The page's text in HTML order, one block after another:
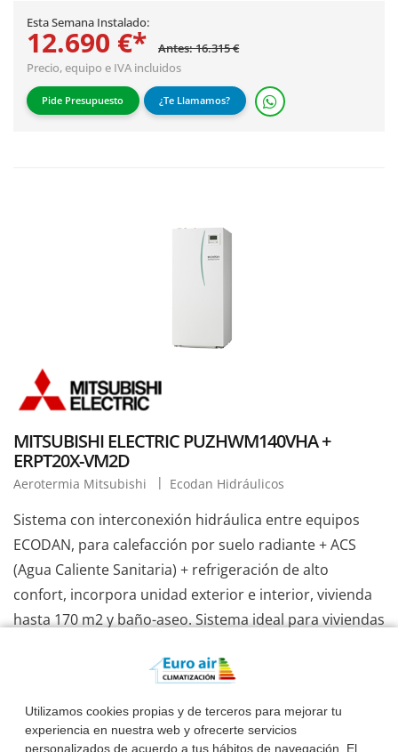
Utilizamos cookies propias y de terceros para mejorar tu
experiencia en nuestra web y ofrecerte servicios
personalizados de acuerdo a tus hábitos de navegación. El
Esta Semana Instalado:
12.690 €*
Antes: 16.315 €
Precio, equipo e IVA incluidos
Pide Presupuesto ¿Te Llamamos?
MITSUBISHI ELECTRIC PUZHWM140VHA +
ERPT20X-VM2D
Aerotermia Mitsubishi Ecodan Hidráulicos
Sistema con interconexión hidráulica entre equipos
ECODAN, para calefacción por suelo radiante + ACS
(Agua Caliente Sanitaria) + refrigeración de alto
confort, incorpora unidad exterior e interior, vivienda
hasta 170 m2 y baño-aseo. Sistema ideal para viviendas
a sistemas convencionales de calefacción. EuroAir, sus
Ver Información Completa